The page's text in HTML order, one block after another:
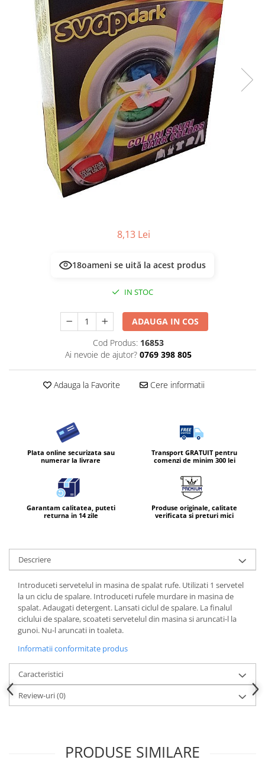
Masca & Gel de par
Sampon
Vopsea de par
Servetele Umede & Uscate
8,13 Lei
18oameni se uită la acest produs
IN STOC
ADAUGA IN COS
Cod Produs: 16853
Ai nevoie de ajutor? 0769 398 805
Adauga la Favorite Cere informatii
Plata online securizata sau
numerar la livrare
Transport GRATUIT pentru
comenzi de minim 300 lei
Garantam calitatea, puteti
returna in 14 zile
Produse originale, calitate
verificata si preturi mici
Descriere
Introduceti servetelul in masina de spalat rufe. Utilizati 1 servetel
la un ciclu de spalare. Introduceti rufele murdare in masina de
spalat. Adaugati detergent. Lansati ciclul de spalare. La finalul
ciclului de spalare, scoateti servetelul din masina si aruncati-l la
gunoi. Nu-l aruncati in toaleta.
Informatii conformitate produs
Caracteristici
Review-uri(0)
PRODUSE SIMILARE